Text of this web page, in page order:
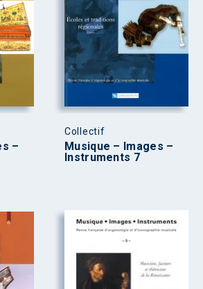
–
Collectif
Musique – Images –
Instruments 7